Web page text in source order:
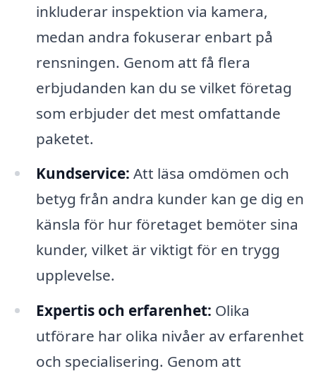
inkluderar inspektion via kamera,
medan andra fokuserar enbart på
rensningen. Genom att få flera
erbjudanden kan du se vilket företag
som erbjuder det mest omfattande
paketet.
Kundservice: Att läsa omdömen och
betyg från andra kunder kan ge dig en
känsla för hur företaget bemöter sina
kunder, vilket är viktigt för en trygg
upplevelse.
Expertis och erfarenhet: Olika
utförare har olika nivåer av erfarenhet
och specialisering. Genom att